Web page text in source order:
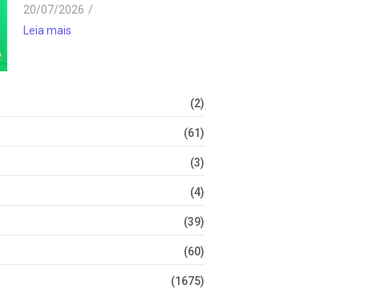
20/07/2026 /
Leia mais
(2)
(61)
(3)
(4)
(39)
(60)
(1675)